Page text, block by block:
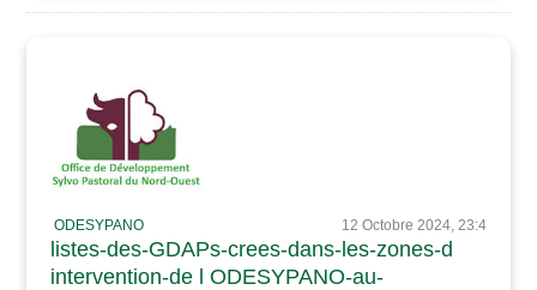
ODESYPANO 12 Octobre 2024, 23:4
listes-des-GDAPs-crees-dans-les-zones-d
intervention-de l ODESYPANO-au-